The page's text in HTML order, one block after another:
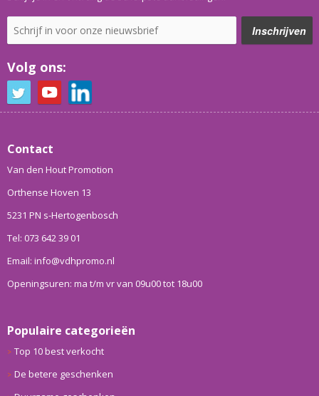
Volg ons:
Contact
Van den Hout Promotion
Orthense Hoven 13
5231 PN s-Hertogenbosch
Tel: 073 642 39 01
Email: info@vdhpromo.nl
Openingsuren: ma t/m vr van 09u00 tot 18u00
Populaire categorieën
Top 10 best verkocht
De betere geschenken